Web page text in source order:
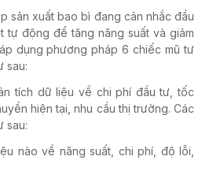
sản xuất bao bì đang cân nhắc đầu
tự động để tăng năng suất và giảm
dụng phương pháp 6 chiếc mũ tư
sau:
tích dữ liệu về chi phí đầu tư, tốc
hiện tại, nhu cầu thị trường. Các
sau:
nào về năng suất, chi phí, độ lỗi,